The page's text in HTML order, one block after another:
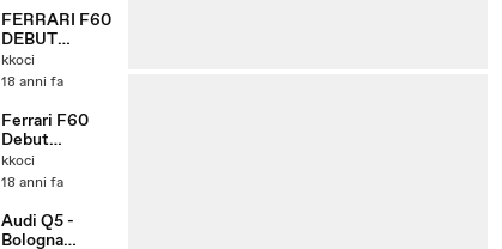
FERRARI F60
DEBUT
MUGELLO
kkoci
18 anni fa
Ferrari F60
Debut
Mugello (On
board)
kkoci
18 anni fa
Audi Q5 -
Bologna